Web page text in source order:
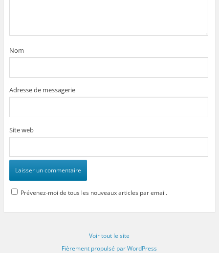
Nom
Adresse de messagerie
Site web
Prévenez-moi de tous les nouveaux articles par email.
Voir tout le site
Fièrement propulsé par WordPress